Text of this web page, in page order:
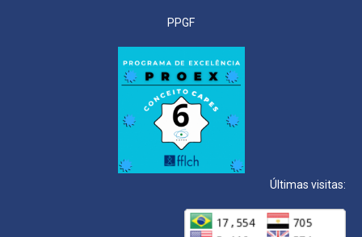
PPGF
Últimas visitas: